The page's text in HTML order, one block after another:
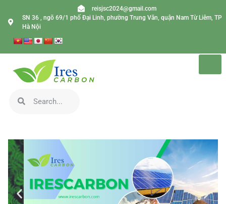
reisjsc2024@gmail.com
SN 36 , ngõ 69/1 phố Đại Linh, phường Trung Văn, quận Nam Từ Liêm, TP
Hà Nội